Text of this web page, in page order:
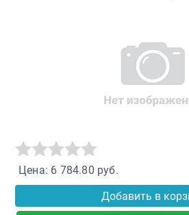
Цена: 6 784.80 руб.
Добавить в